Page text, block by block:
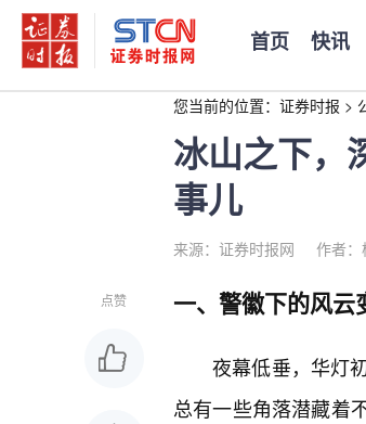
首页 快讯
您当前的位置： 证券时报 >
冰山之下，
事儿
来源：证券时报网 作者：
点赞 一、警徽下的风云
夜幕低垂，华灯
总有一些角落潜藏着